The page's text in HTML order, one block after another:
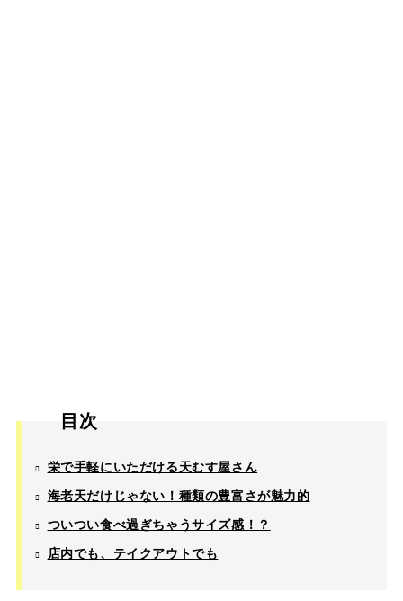
目次
栄で手軽にいただける天むす屋さん
海老天だけじゃない！種類の豊富さが魅力的
ついつい食べ過ぎちゃうサイズ感！？
店内でも、テイクアウトでも